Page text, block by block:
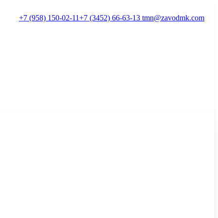
+7 (958) 150-02-11+7 (3452) 66-63-13 tmn@zavodmk.com